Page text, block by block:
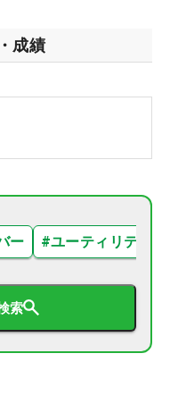
成績
ー #ユーティリティ
索